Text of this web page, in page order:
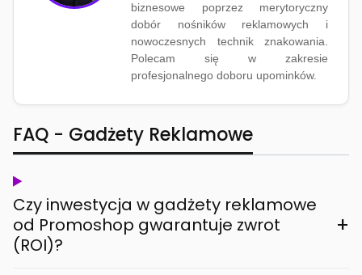
biznesowe poprzez merytoryczny
dobór nośników reklamowych i
nowoczesnych technik znakowania.
Polecam się w zakresie
profesjonalnego doboru upominków.
FAQ - Gadżety Reklamowe
Czy inwestycja w gadżety reklamowe
od Promoshop gwarantuje zwrot
(ROI)?
+